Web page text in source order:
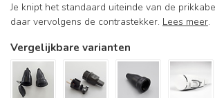
Je knipt het standaard uiteinde van de
daar vervolgens de contrastekker. Lees meer.
Vergelijkbare varianten